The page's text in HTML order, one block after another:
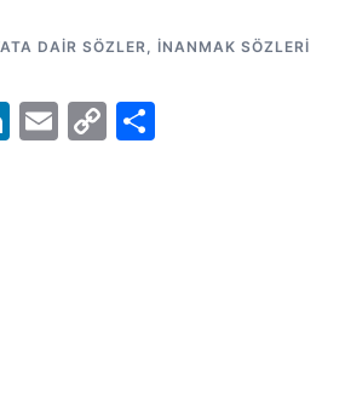
DAIR SÖZLER İNANMAK SÖZLERI
LinkedIn
Email
Copy